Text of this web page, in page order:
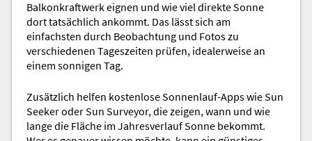
Balkonkraftwerk eignen und wie viel direkte Sonne
dort tatsächlich ankommt. Das lässt sich am
einfachsten durch Beobachtung und Fotos zu
verschiedenen Tageszeiten prüfen, idealerweise an
einem sonnigen Tag.
Zusätzlich helfen kostenlose Sonnenlauf-Apps wie Sun
Seeker oder Sun Surveyor, die zeigen, wann und wie
lange die Fläche im Jahresverlauf Sonne bekommt.